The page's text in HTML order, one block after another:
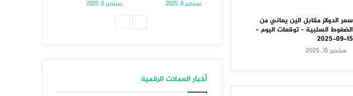
سعر الدولار مقابل الين يعاني من
الضغوط السلبية – توقعات اليوم –
15-09-2025
سبتمبر 15, 2025
سبتمبر 8, 2025 سبتمبر 6, 2025
أخبار العملات الرقمية